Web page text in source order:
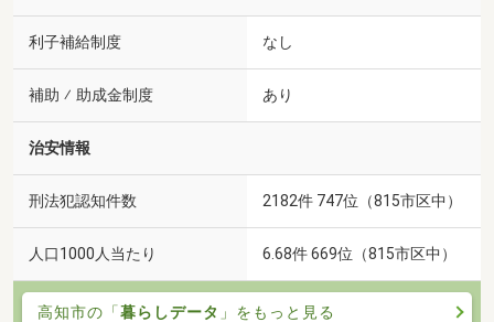
利子補給制度 なし
補助 ⁄ 助成金制度 あり
治安情報
刑法犯認知件数 2182件 747位（815市区中）
人口1000人当たり 6.68件 669位（815市区中）
高知市の「暮らしデータ 」をもっと見る